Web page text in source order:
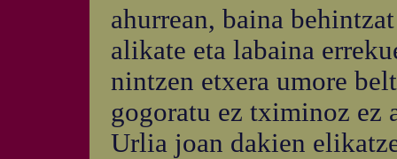
ahurrean, baina
alikate eta labaina
nintzen etxera umore
gogoratu ez tximinoz ez
Urlia joan dakien